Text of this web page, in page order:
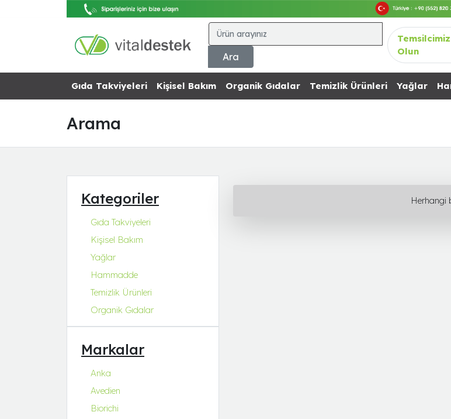
Ara
Temsilcimiz
Olun
Gıda Takviyeleri Kişisel Bakım Organik Gıdalar Temizlik Ürünleri Yağlar
Arama
Kategoriler
Gıda Takviyeleri
Kişisel Bakım
Yağlar
Hammadde
Temizlik Ürünleri
Organik Gıdalar
Markalar
Anka
Avedien
Biorichi
Herhangi